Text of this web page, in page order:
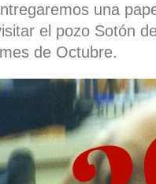
una
el pozo Sotón
de Octubre.